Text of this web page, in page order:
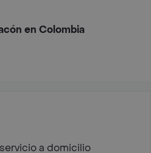
en Colombia
a domicilio